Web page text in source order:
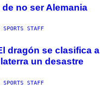
no ser Alemania
STAFF
dragón se clasifica a
un desastre
STAFF